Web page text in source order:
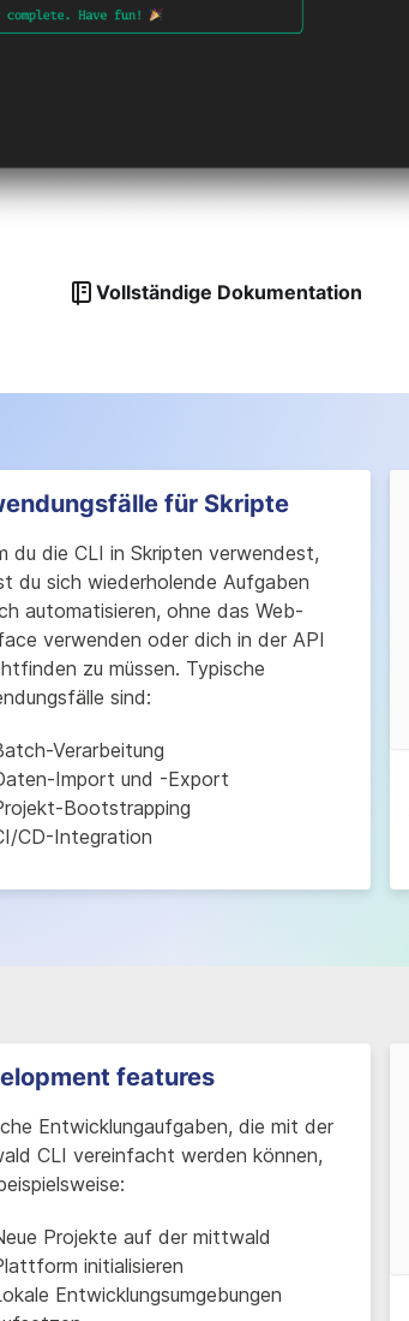
Vollständige Dokumentation
für Skripte
du die CLI in Skripten verwendest,
du sich wiederholende Aufgaben
automatisieren, ohne das Web-
verwenden oder dich in der API
zu müssen. Typische
sind:
Verarbeitung
Import und -Export
Bootstrapping
CD-Integration
features
Entwicklungaufgaben, die mit der
CLI vereinfacht werden können,
Projekte auf der mittwald
initialisieren
Entwicklungsumgebungen